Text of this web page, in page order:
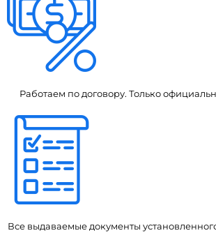
Работаем по договору. Только
Все выдаваемые документы